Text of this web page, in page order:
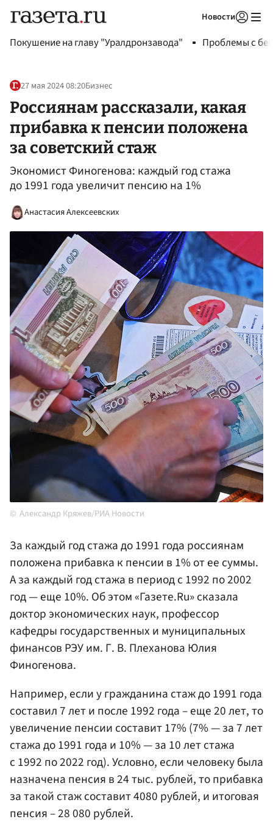
Новости
Покушение на главу "Уралдронзавода" Проблемы с
27 мая 2024 08:20Бизнес
Россиянам рассказали, какая
прибавка к пенсии положена
за советский стаж
Экономист Финогенова: каждый год стажа
до 1991 года увеличит пенсию на 1%
Анастасия Алексеевских
Александр Кряжев/РИА Новости
За каждый год стажа до 1991 года россиянам
положена прибавка к пенсии в 1% от ее суммы.
А за каждый год стажа в период с 1992 по 2002
год — еще 10%. Об этом «Газете.Ru» сказала
доктор экономических наук, профессор
кафедры государственных и муниципальных
финансов РЭУ им. Г. В. Плеханова Юлия
Финогенова.
Например, если у гражданина стаж до 1991 года
составил 7 лет и после 1992 года – еще 20 лет, то
увеличение пенсии составит 17% (7% — за 7 лет
стажа до 1991 года и 10% — за 10 лет стажа
с 1992 по 2022 год). Условно, если человеку была
назначена пенсия в 24 тыс. рублей, то прибавка
за такой стаж составит 4080 рублей, и итоговая
пенсия – 28 080 рублей.